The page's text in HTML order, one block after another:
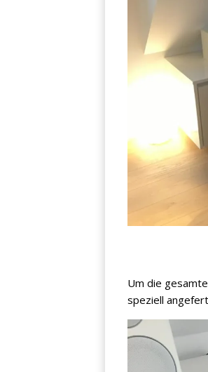
Um die
speziell
KEINE
VERPASSEN
Erhalten Sie exklusive
Updates direkt in Ihr Postfach.
jederzeit kündbar.
Datenschutzerklärung
. Sie
jederzeit wieder